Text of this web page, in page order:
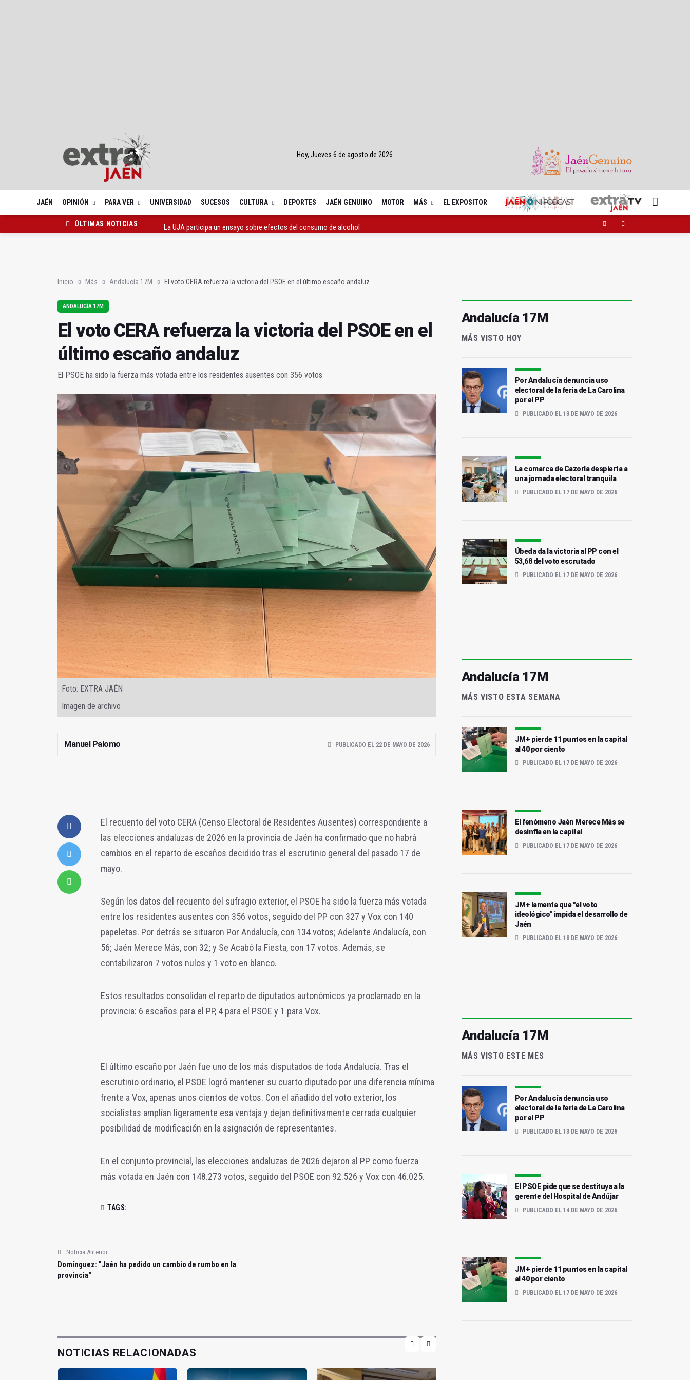
Hoy, Jueves 6 de agosto de 2026
JAÉN OPINIÓN PARA VER UNIVERSIDAD SUCESOS CULTURA DEPORTES JAÉN GENUINO MOTOR MÁS EL EXPOSITOR
ÚLTIMAS NOTICIAS
La UJA participa un ensayo sobre efectos del consumo de alcohol
Inicio Más Andalucía 17M El voto CERA refuerza la victoria del PSOE en el último escaño andaluz
ANDALUCÍA 17M
El voto CERA refuerza la victoria del PSOE en el
último escaño andaluz
El PSOE ha sido la fuerza más votada entre los residentes ausentes con 356 votos
Foto: EXTRA JAÉN
Imagen de archivo
Manuel Palomo PUBLICADO EL 22 DE MAYO DE 2026
El recuento del voto CERA (Censo Electoral de Residentes Ausentes) correspondiente a
las elecciones andaluzas de 2026 en la provincia de Jaén ha confirmado que no habrá
cambios en el reparto de escaños decidido tras el escrutinio general del pasado 17 de
mayo.
Según los datos del recuento del sufragio exterior, el PSOE ha sido la fuerza más votada
entre los residentes ausentes con 356 votos, seguido del PP con 327 y Vox con 140
papeletas. Por detrás se situaron Por Andalucía, con 134 votos; Adelante Andalucía, con
56; Jaén Merece Más, con 32; y Se Acabó la Fiesta, con 17 votos. Además, se
contabilizaron 7 votos nulos y 1 voto en blanco.
Estos resultados consolidan el reparto de diputados autonómicos ya proclamado en la
provincia: 6 escaños para el PP, 4 para el PSOE y 1 para Vox.
El último escaño por Jaén fue uno de los más disputados de toda Andalucía. Tras el
escrutinio ordinario, el PSOE logró mantener su cuarto diputado por una diferencia mínima
frente a Vox, apenas unos cientos de votos. Con el añadido del voto exterior, los
socialistas amplían ligeramente esa ventaja y dejan definitivamente cerrada cualquier
posibilidad de modificación en la asignación de representantes.
En el conjunto provincial, las elecciones andaluzas de 2026 dejaron al PP como fuerza
más votada en Jaén con 148.273 votos, seguido del PSOE con 92.526 y Vox con 46.025.
TAGS:
Noticia Anterior
Domínguez: "Jaén ha pedido un cambio de rumbo en la
provincia"
NOTICIAS RELACIONADAS
Andalucía 17M
MÁS VISTO HOY
Por Andalucía denuncia uso
electoral de la feria de La Carolina
por el PP
PUBLICADO EL 13 DE MAYO DE 2026
La comarca de Cazorla despierta a
una jornada electoral tranquila
PUBLICADO EL 17 DE MAYO DE 2026
Úbeda da la victoria al PP con el
53,68 del voto escrutado
PUBLICADO EL 17 DE MAYO DE 2026
Andalucía 17M
MÁS VISTO ESTA SEMANA
JM+ pierde 11 puntos en la capital
al 40 por ciento
PUBLICADO EL 17 DE MAYO DE 2026
El fenómeno Jaén Merece Más se
desinfla en la capital
PUBLICADO EL 17 DE MAYO DE 2026
JM+ lamenta que "el voto
ideológico" impida el desarrollo de
Jaén
PUBLICADO EL 18 DE MAYO DE 2026
Andalucía 17M
MÁS VISTO ESTE MES
Por Andalucía denuncia uso
electoral de la feria de La Carolina
por el PP
PUBLICADO EL 13 DE MAYO DE 2026
El PSOE pide que se destituya a la
gerente del Hospital de Andújar
PUBLICADO EL 14 DE MAYO DE 2026
JM+ pierde 11 puntos en la capital
al 40 por ciento
PUBLICADO EL 17 DE MAYO DE 2026